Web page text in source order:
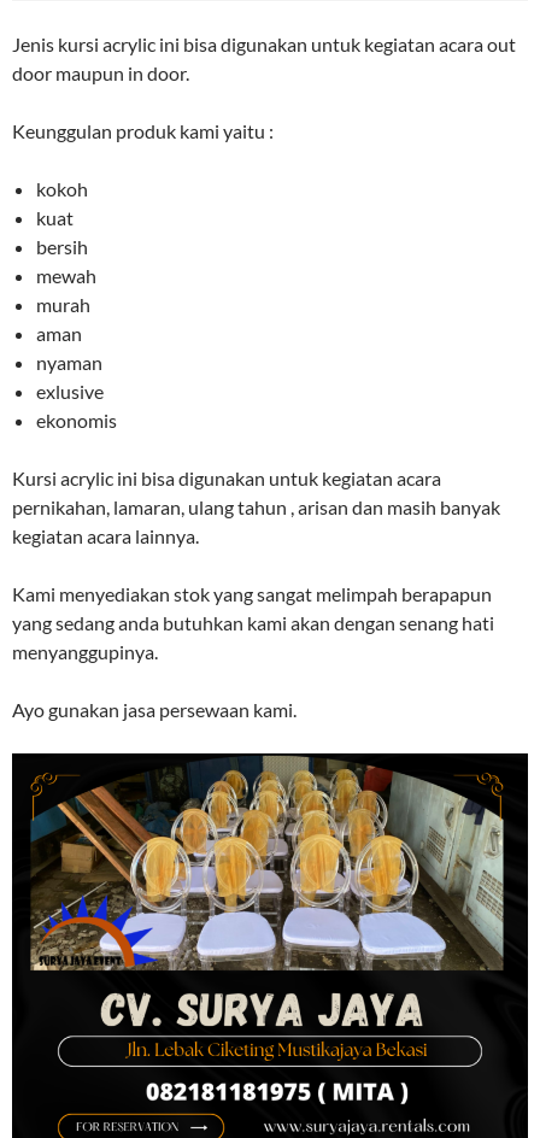
Jenis kursi acrylic ini bisa digunakan untuk kegiatan acara out
door maupun in door.
Keunggulan produk kami yaitu :
kokoh
kuat
bersih
mewah
murah
aman
nyaman
exlusive
ekonomis
Kursi acrylic ini bisa digunakan untuk kegiatan acara
pernikahan, lamaran, ulang tahun , arisan dan masih banyak
kegiatan acara lainnya.
Kami menyediakan stok yang sangat melimpah berapapun
yang sedang anda butuhkan kami akan dengan senang hati
menyanggupinya.
Ayo gunakan jasa persewaan kami.